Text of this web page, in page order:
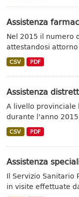
Assistenza
Nel 2015 il numero
attestandosi
CSV PDF
Assistenza
A livello provinciale
durante l'anno
CSV PDF
Assistenza
Il Servizio Sanitario
in visite effettuate